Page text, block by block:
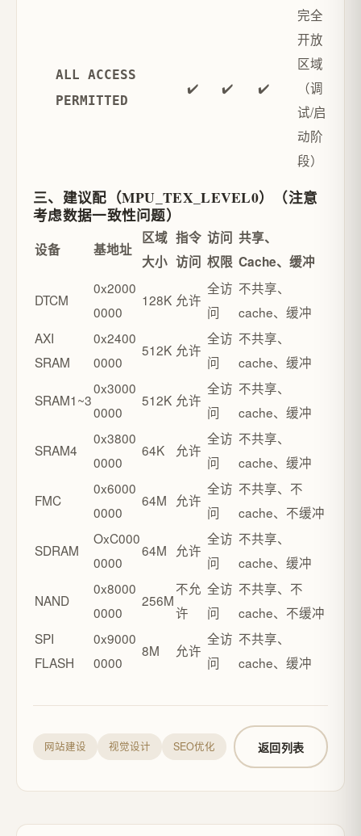
ALL ACCESS
PERMITTED
✔️ ✔️ ✔️
完全
开放
区域
（调
试/启
动阶
段）
三、建议配（MPU_TEX_LEVEL0）（注意
考虑数据一致性问题）
设备 基地址
区域
大小
指令
访问
访问
权限
共享、
Cache、缓冲
DTCM
0x2000
0000
128K 允许
全访
问
不共享、
cache、缓冲
AXI
SRAM
0x2400
0000
512K 允许
全访
问
不共享、
cache、缓冲
SRAM1~3
0x3000
0000
512K 允许
全访
问
不共享、
cache、缓冲
SRAM4
0x3800
0000
64K 允许
全访
问
不共享、
cache、缓冲
FMC
0x6000
0000
64M 允许
全访
问
不共享、不
cache、不缓冲
SDRAM
OxC000
0000
64M 允许
全访
问
不共享、
cache、缓冲
NAND
0x8000
0000
256M
不允
许
全访
问
不共享、不
cache、不缓冲
SPI
FLASH
0x9000
0000
8M 允许
全访
问
不共享、
cache、缓冲
网站建设 视觉设计 SEO优化 返回列表